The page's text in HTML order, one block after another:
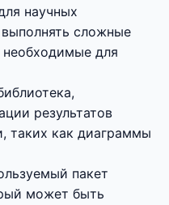
научных
сложные
необходимые для
результатов
таких как диаграммы
пакет
может быть